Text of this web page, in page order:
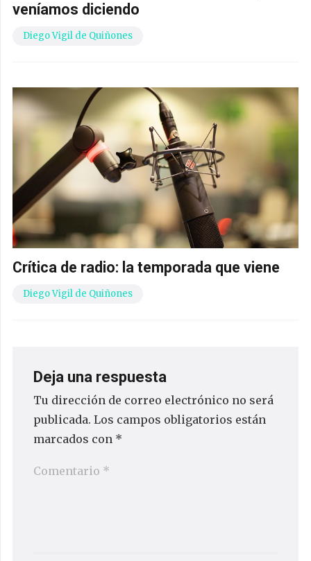
veníamos diciendo
Diego Vigil de Quiñones
Crítica de radio: la temporada que viene
Diego Vigil de Quiñones
Deja una respuesta
Tu dirección de correo electrónico no será
publicada. Los campos obligatorios están
marcados con *